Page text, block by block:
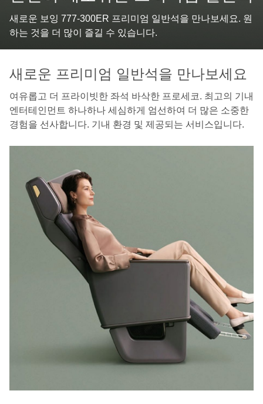
새로운 보잉 777-300ER 프리미엄 일반석을 만나보세요. 원
하는 것을 더 많이 즐길 수 있습니다.
새로운 프리미엄 일반석을 만나보세요
여유롭고 더 프라이빗한 좌석 바삭한 프로세코. 최고의 기내
엔터테인먼트 하나하나 세심하게 엄선하여 더 많은 소중한
경험을 선사합니다. 기내 환경 및 제공되는 서비스입니다.